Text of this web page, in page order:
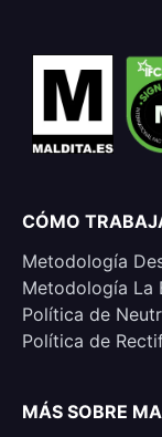
CÓMO
Metodología
Metodología La
Política de
Política de
MÁS SOBRE